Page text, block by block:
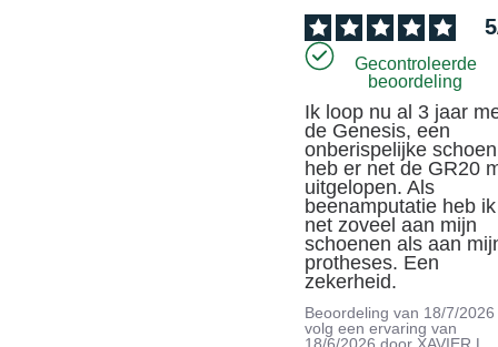
5
Gecontroleerde
beoordeling
Ik loop nu al 3 jaar
de Genesis, een
onberispelijke
heb er net de GR20
uitgelopen. Als
beenamputatie heb ik
net zoveel aan mijn
schoenen als aan
protheses. Een
zekerheid.
Beoordeling van 18/7/2026
volg een ervaring van
18/6/2026 door XAVIER L.